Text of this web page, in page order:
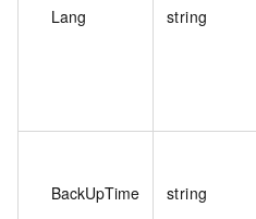
Lang string
BackUpTime string